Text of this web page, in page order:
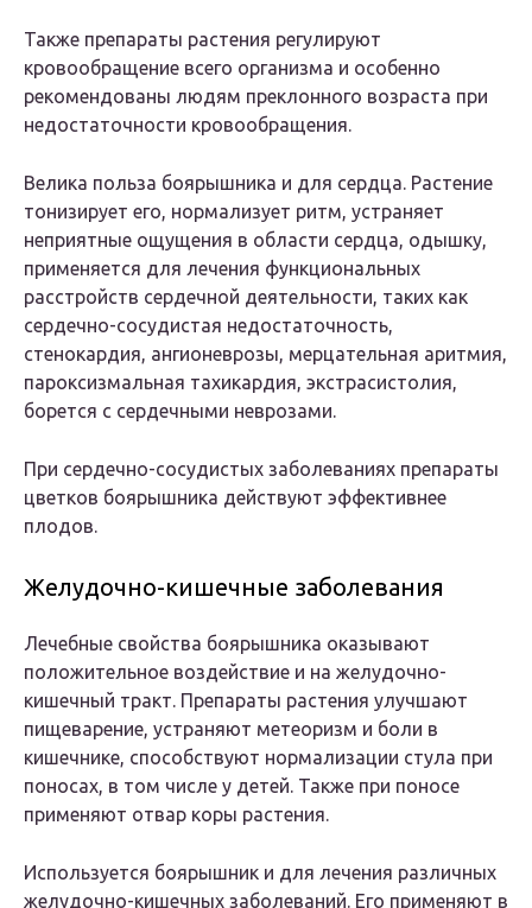
Также препараты растения регулируют
кровообращение всего организма и особенно
рекомендованы людям преклонного возраста при
недостаточности кровообращения.
Велика польза боярышника и для сердца. Растение
тонизирует его, нормализует ритм, устраняет
неприятные ощущения в области сердца, одышку,
применяется для лечения функциональных
расстройств сердечной деятельности, таких как
сердечно-сосудистая недостаточность,
стенокардия, ангионеврозы, мерцательная аритмия,
пароксизмальная тахикардия, экстрасистолия,
борется с сердечными неврозами.
При сердечно-сосудистых заболеваниях препараты
цветков боярышника действуют эффективнее
плодов.
Желудочно-кишечные заболевания
Лечебные свойства боярышника оказывают
положительное воздействие и на желудочно-
кишечный тракт. Препараты растения улучшают
пищеварение, устраняют метеоризм и боли в
кишечнике, способствуют нормализации стула при
поносах, в том числе у детей. Также при поносе
применяют отвар коры растения.
Используется боярышник и для лечения различных
желудочно-кишечных заболеваний. Его применяют в